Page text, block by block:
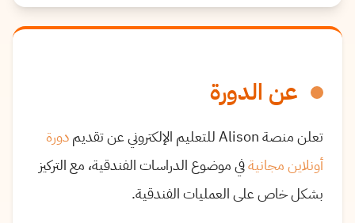
عن الدورة
تعلن منصة Alison للتعليم الإلكتروني عن تقديم
دورة
أونلاين مجانيةفي موضوع الدراسات الفندقية، مع التركيز
بشكل خاص على العمليات الفندقية.